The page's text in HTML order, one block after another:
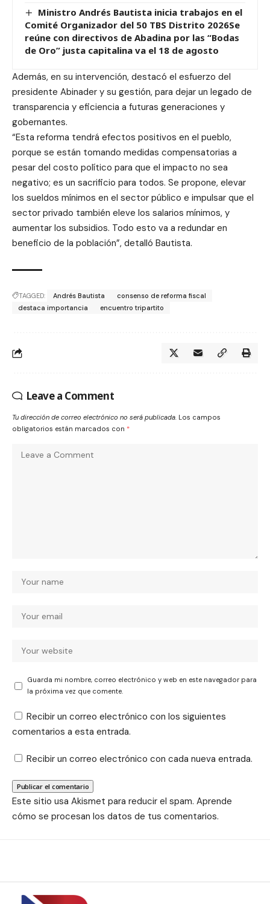
Ministro Andrés Bautista inicia trabajos en el
Comité Organizador del 50 TBS Distrito 2026Se
reúne con directivos de Abadina por las “Bodas
de Oro” justa capitalina va el 18 de agosto
Además, en su intervención, destacó el esfuerzo del
presidente Abinader y su gestión, para dejar un legado de
transparencia y eficiencia a futuras generaciones y
gobernantes.
“Esta reforma tendrá efectos positivos en el pueblo,
porque se están tomando medidas compensatorias a
pesar del costo político para que el impacto no sea
negativo; es un sacrificio para todos. Se propone, elevar
los sueldos mínimos en el sector público e impulsar que el
sector privado también eleve los salarios mínimos, y
aumentar los subsidios. Todo esto va a redundar en
beneficio de la población”, detalló Bautista.
TAGGED: Andrés Bautista
consenso de reforma fiscal
destaca importancia
encuentro tripartito
Leave a Comment
Tu dirección de correo electrónico no será publicada. Los campos
obligatorios están marcados con *
Guarda mi nombre, correo electrónico y web en este navegador para
la próxima vez que comente.
Recibir un correo electrónico con los siguientes
comentarios a esta entrada.
Recibir un correo electrónico con cada nueva entrada.
Este sitio usa Akismet para reducir el spam. Aprende
cómo se procesan los datos de tus comentarios.